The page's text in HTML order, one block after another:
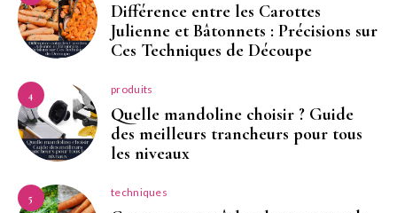
Différence entre les Carottes
Julienne et Bâtonnets : Précisions sur
Ces Techniques de Découpe
4 produits
Quelle mandoline choisir ? Guide
des meilleurs trancheurs pour tous
les niveaux
5 techniques